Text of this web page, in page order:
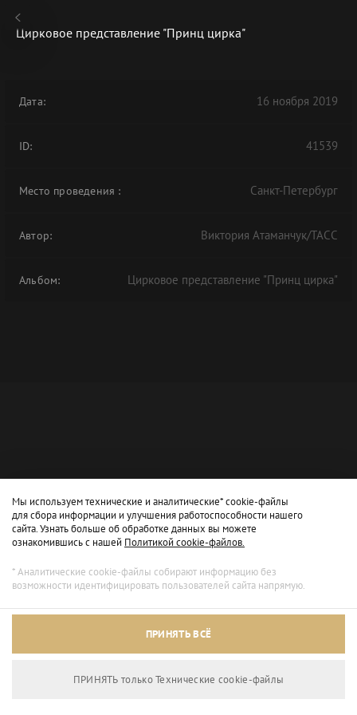
В АРХИВЕ
Архивный режим
Цирковое представление "Принц цирка"
Дата: 16 ноября 2019
ID: 41539
Место проведения : Санкт-Петербург
Автор: Виктория Атаманчук/ТАСС
Альбом: Цирковое представление "Принц цирка"
Мы используем технические и аналитические* cookie-файлы
для сбора информации и улучшения работоспособности нашего
сайта. Узнать больше об обработке данных вы можете
ознакомившись с нашей Политикой cookie-файлов.
* Аналитические cookie-файлы собирают информацию без
возможности идентифицировать пользователей сайта напрямую.
ПРИНЯТЬ ВСЁ
ПРИНЯТЬ только Технические сookie-файлы